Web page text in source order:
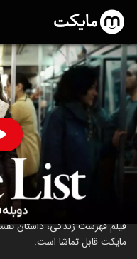
فیلم فهرست زندگی با
۱۲۹ % ۶.۹
ساخت آمریکا سال 2025
عاشقانه
درباره فیلم فهرست زندگی
فیلم فهرست زندگی، داستان
مایکت قابل تماشا است.